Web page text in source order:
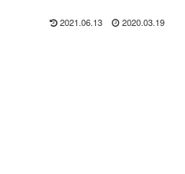
2021.06.13 2020.03.19